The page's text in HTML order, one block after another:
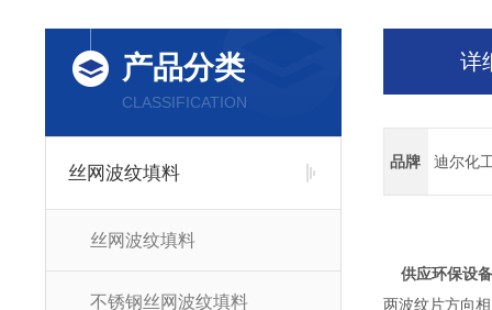
产品分类
CLASSIFICATION
丝网波纹填料
丝网波纹填料
不锈钢丝网波纹填料
详
品牌 迪尔化
供应环保设
两波纹片方向